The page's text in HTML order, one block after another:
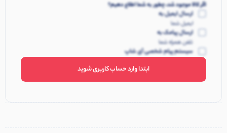
اگر کالا موجود شد، چطور به شما اطلاع دهیم؟
ارسال ایمیل به
ایمیل شما
ارسال پیامک به
تلفن همراه شما
سیستم پیام شخصی آی شاپ
ابتدا وارد حساب کاربری شوید